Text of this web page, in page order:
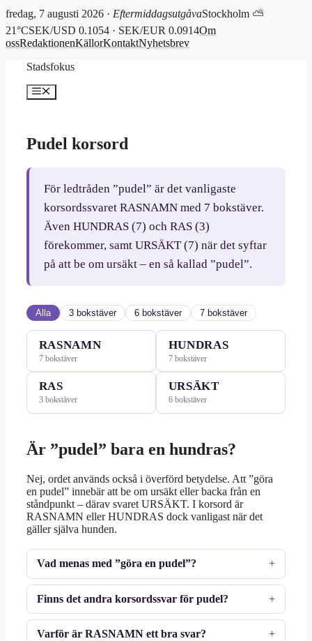
fredag, 7 augusti 2026 · EftermiddagsutgåvaStockholm ⛅
21°CSEK/USD 0.1054 · SEK/EUR 0.0914Om
ossRedaktionenKällorKontaktNyhetsbrev
Stadsfokus
Meny
Pudel korsord
För ledtråden ”pudel” är det vanligaste
korsordssvaret RASNAMN med 7 bokstäver.
Även HUNDRAS (7) och RAS (3)
förekommer, samt URSÄKT (7) när det syftar
på att be om ursäkt – en så kallad ”pudel”.
Alla 3 bokstäver 6 bokstäver 7 bokstäver
RASNAMN
7 bokstäver
HUNDRAS
7 bokstäver
RAS
3 bokstäver
URSÄKT
6 bokstäver
Är ”pudel” bara en hundras?
Nej, ordet används också i överförd betydelse. Att ”göra
en pudel” innebär att be om ursäkt eller backa från en
ståndpunkt – därav svaret URSÄKT. I korsord är
RASNAMN eller HUNDRAS dock vanligast när det
gäller själva hunden.
Vad menas med ”göra en pudel”?
Finns det andra korsordssvar för pudel?
Varför är RASNAMN ett bra svar?